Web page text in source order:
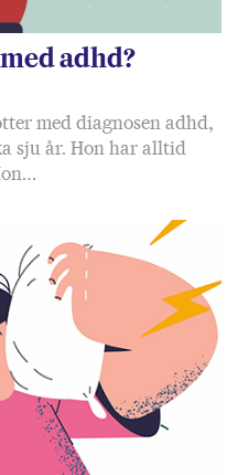
adhd?
med diagnosen adhd,
sju år. Hon har alltid